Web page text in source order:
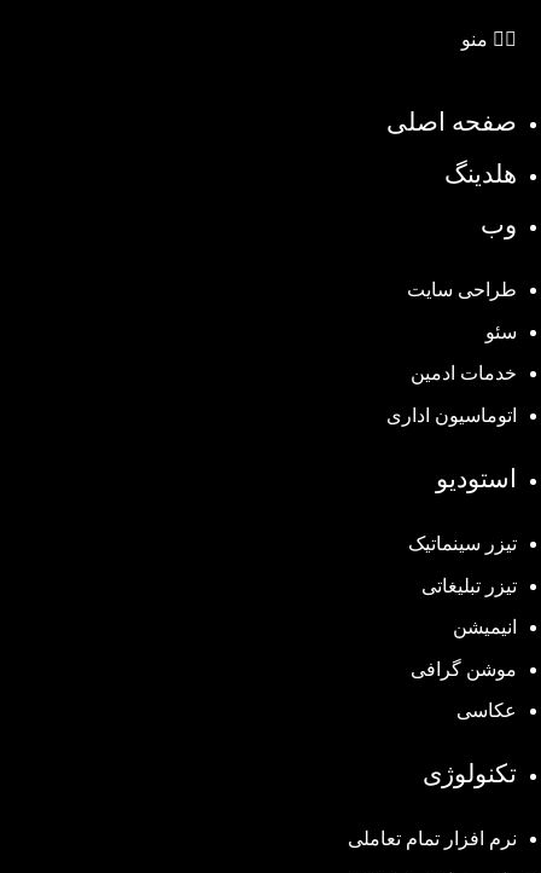
منو
صفحه اصلی
هلدینگ
وب
طراحی سایت
سئو
خدمات ادمین
اتوماسیون اداری
استودیو
تیزر سینماتیک
تیزر تبلیغاتی
انیمیشن
موشن گرافی
عکاسی
تکنولوژی
نرم افزار تمام تعاملی